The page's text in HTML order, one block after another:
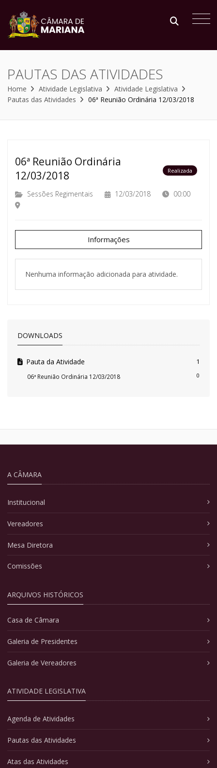
PAUTAS DAS ATIVIDADES
Home Atividade Legislativa
Atividade Legislativa
Pautas das Atividades
06ª Reunião Ordinária 12/03/2018
06ª Reunião Ordinária
12/03/2018
Realizada
Sessões Regimentais 12/03/2018 00:00
Informações
Nenhuma informação adicionada para atividade.
DOWNLOADS
Pauta da Atividade 1
06ª Reunião Ordinária 12/03/2018 0
A CÂMARA
Institucional
Vereadores
Mesa Diretora
Comissões
ARQUIVOS HISTÓRICOS
Casa de Câmara
Galeria de Presidentes
Galeria de Vereadores
ATIVIDADE LEGISLATIVA
Agenda de Atividades
Pautas das Atividades
Atas das Atividades